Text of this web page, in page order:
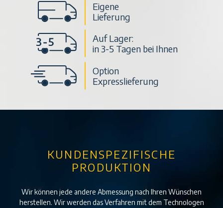
Eigene
Lieferung
Auf Lager:
in 3-5 Tagen bei Ihnen
Option
Expresslieferung
KUNDENSPEZIFISCHE
PRODUKTION
Wir können jede andere Abmessung nach Ihren Wünschen
herstellen. Wir werden das Verfahren mit dem Technologen